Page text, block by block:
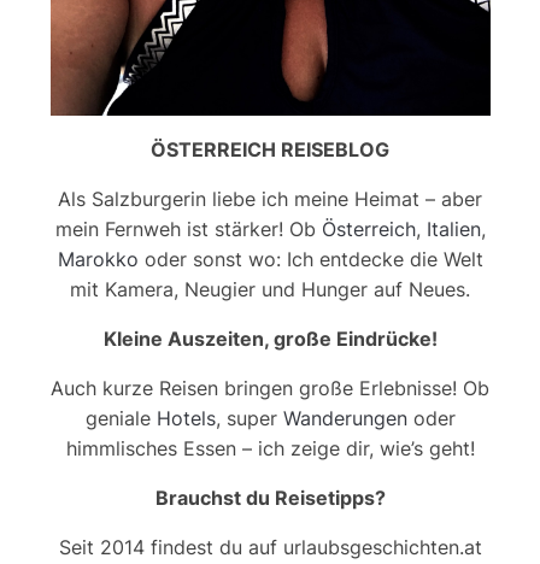
ÖSTERREICH REISEBLOG
Als Salzburgerin liebe ich meine Heimat – aber
mein Fernweh ist stärker! Ob Österreich, Italien,
Marokko oder sonst wo: Ich entdecke die Welt
mit Kamera, Neugier und Hunger auf Neues.
Kleine Auszeiten, große Eindrücke!
Auch kurze Reisen bringen große Erlebnisse! Ob
geniale Hotels, super Wanderungenoder
himmlisches Essen – ich zeige dir, wie’s geht!
Brauchst du Reisetipps?
Seit 2014 findest du auf urlaubsgeschichten.at